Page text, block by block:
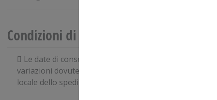
Condizioni di vendita
Le date di consegna possono subire piccole
variazioni dovute a problematiche di logistica
locale dello spedizioniere